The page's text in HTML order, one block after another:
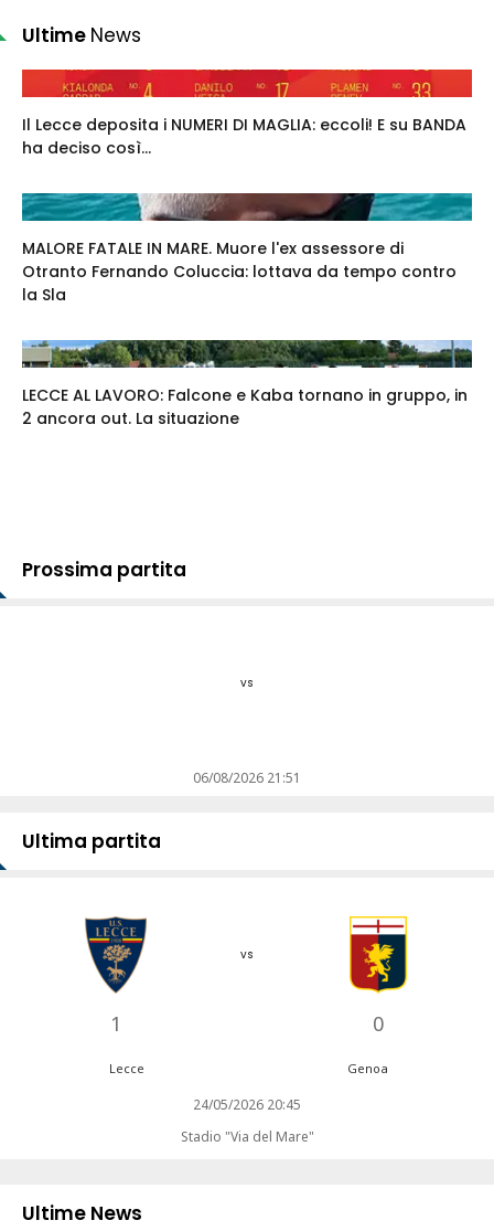
Ultime News
Il Lecce deposita i NUMERI DI MAGLIA: eccoli! E su BANDA
ha deciso così...
MALORE FATALE IN MARE. Muore l'ex assessore di
Otranto Fernando Coluccia: lottava da tempo contro
la Sla
LECCE AL LAVORO: Falcone e Kaba tornano in gruppo, in
2 ancora out. La situazione
Prossima partita
vs
06/08/2026 21:51
Ultima partita
1
vs
0
Lecce Genoa
24/05/2026 20:45
Stadio "Via del Mare"
Ultime News